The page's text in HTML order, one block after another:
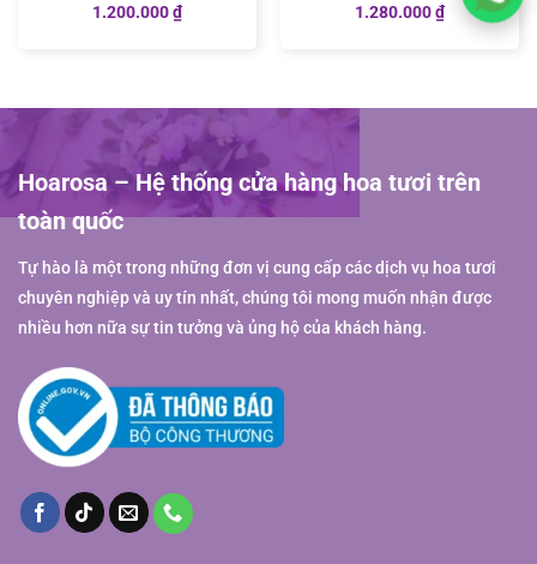
1.200.000₫ 1.280.000₫
Hoarosa – Hệ thống cửa hàng hoa tươi trên
toàn quốc
Tự hào là một trong những đơn vị cung cấp các dịch vụ hoa tươi
chuyên nghiệp và uy tín nhất, chúng tôi mong muốn nhận được
nhiều hơn nữa sự tin tưởng và ủng hộ của khách hàng.